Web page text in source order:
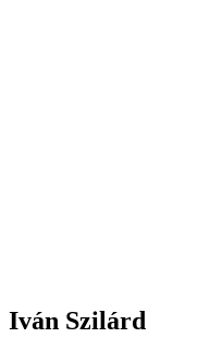
Iván Szilárd